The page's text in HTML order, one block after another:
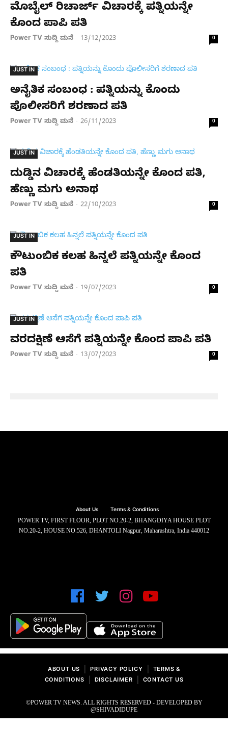
ಮೊಬೈಲ್ ರಿಚಾರ್ಜ್ ವಿಚಾರಕ್ಕೆ ಪತ್ನಿಯನ್ನೇ
ಕೊಂದ ಪಾಪಿ ಪತಿ
Power TV ಸುದ್ದಿ ಮನೆ - 13/12/2023 0
JUST IN
ಅನೈತಿಕ ಸಂಬಂಧ : ಪತ್ನಿಯನ್ನು ಕೊಂದು
ಪೊಲೀಸರಿಗೆ ಶರಣಾದ ಪತಿ
Power TV ಸುದ್ದಿ ಮನೆ - 26/11/2023 0
JUST IN
ದುಡ್ಡಿನ ವಿಚಾರಕ್ಕೆ ಹೆಂಡತಿಯನ್ನೇ ಕೊಂದ ಪತಿ,
ಹೆಣ್ಣು ಮಗು ಅನಾಥ
Power TV ಸುದ್ದಿ ಮನೆ - 22/10/2023 0
JUST IN
ಕೌಟುಂಬಿಕ ಕಲಹ ಹಿನ್ನಲೆ ಪತ್ನಿಯನ್ನೇ ಕೊಂದ
ಪತಿ
Power TV ಸುದ್ದಿ ಮನೆ - 19/07/2023 0
JUST IN
ವರದಕ್ಷಿಣೆ ಆಸೆಗೆ ಪತ್ನಿಯನ್ನೇ ಕೊಂದ ಪಾಪಿ ಪತಿ
Power TV ಸುದ್ದಿ ಮನೆ - 13/07/2023 0
About Us Terms & Conditions
POWER TV, FIRST FLOOR, PLOT NO.20-2, BHANGDIYA HOUSE PLOT
NO.20-2, HOUSE NO.526, DHANTOLI Nagpur, Maharashtra, India 440012
ABOUT US PRIVACY POLICY
TERMS &
CONDITIONS
DISCLAIMER CONTACT US
©POWER TV NEWS. ALL RIGHTS RESERVED - DEVELOPED BY
@SHIVADIDUPE